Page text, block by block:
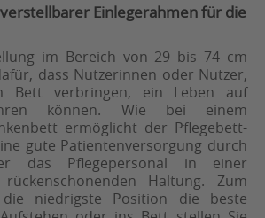
Einlegerahmen für die
im Bereich von 29 bis 74 cm
dass Nutzerinnen oder Nutzer,
Bett verbringen, ein Leben auf
können. Wie bei einem
ermöglicht der Pflegebett-
gute Patientenversorgung durch
das Pflegepersonal in einer
rückenschonenden Haltung. Zum
niedrigste Position die beste